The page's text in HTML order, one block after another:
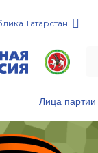
Татарстан
Лица партии